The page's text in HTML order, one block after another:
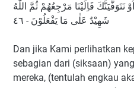
فَاِلَيْنَا مَرْجِعُهُمْ ثُمَّ اللّٰهُ
شَهِيْدٌ عَلٰى مَا يَفْعَلُوْنَ - ٤٦
Dan jika Kami perlihatkan
sebagian dari (siksaan)
mereka, (tentulah engkau